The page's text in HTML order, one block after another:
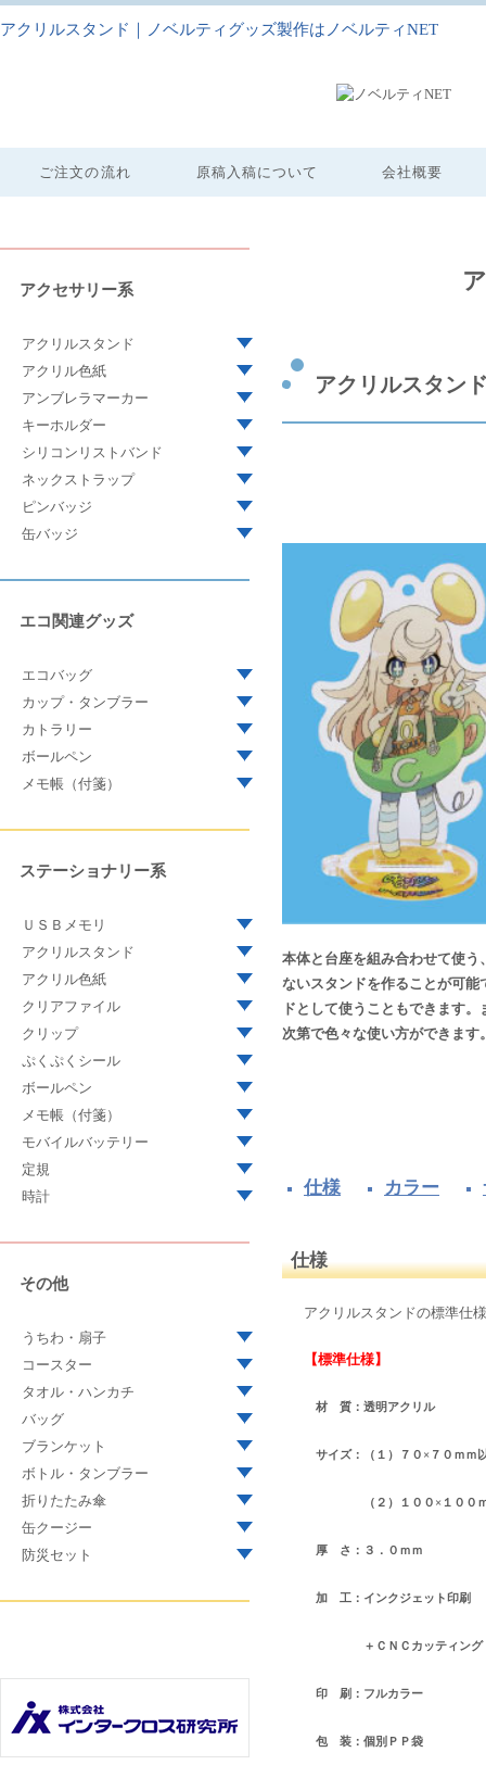
アクリルスタンド｜ノベルティグッズ製作はノベルティNET
ご注文の流れ 原稿入稿について 会社概要
アクリルスタン
本体と台座を組み合わせて使う
ないスタンドを作ることが可能
ドとして使うこともできます。
次第で色々な使い方ができます
仕様 カラー
仕様
アクリルスタンドの標準仕
【標準仕様】
材 質：透明アクリル
サイズ：（１）７０×７０ｍｍ
（２）１００×１００ｍ
厚 さ：３．０ｍｍ
加 工：インクジェット印刷
＋ＣＮＣカッティング
印 刷：フルカラー
包 装：個別ＰＰ袋
アクセサリー系
アクリルスタンド
アクリル色紙
アンブレラマーカー
キーホルダー
シリコンリストバンド
ネックストラップ
ピンバッジ
缶バッジ
エコ関連グッズ
エコバッグ
カップ・タンブラー
カトラリー
ボールペン
メモ帳（付箋）
ステーショナリー系
ＵＳＢメモリ
アクリルスタンド
アクリル色紙
クリアファイル
クリップ
ぷくぷくシール
ボールペン
メモ帳（付箋）
モバイルバッテリー
定規
時計
その他
うちわ・扇子
コースター
タオル・ハンカチ
バッグ
ブランケット
ボトル・タンブラー
折りたたみ傘
缶クージー
防災セット